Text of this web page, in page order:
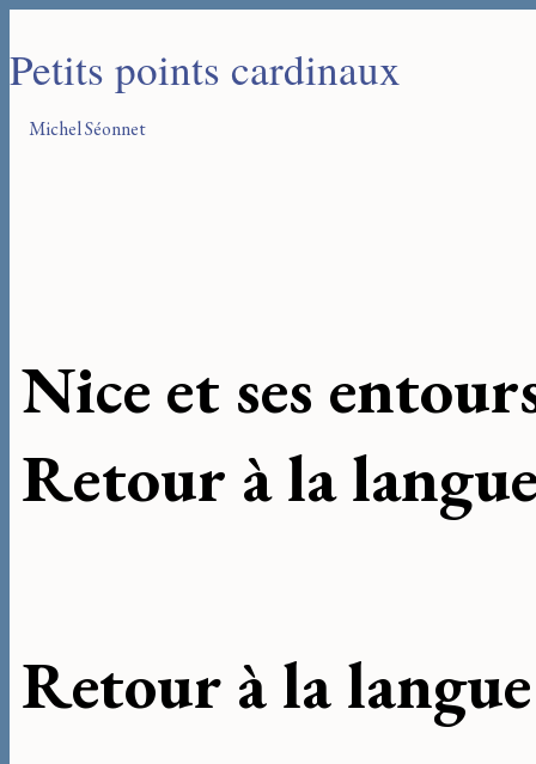
Petits points cardinaux
Michel Séonnet
Nice et ses
Retour à la
Retour à la